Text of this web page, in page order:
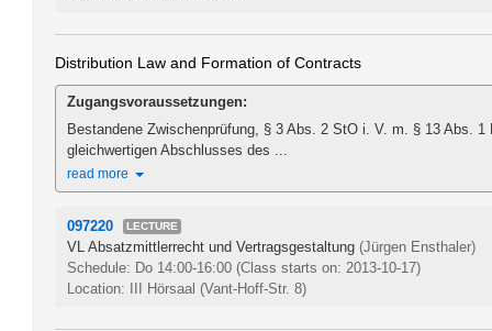
Distribution Law and Formation of Contracts
Zugangsvoraussetzungen:
Bestandene Zwischenprüfung, § 3 Abs. 2 StO i. V. m. § 13 Abs. 1
gleichwertigen Abschlusses des ...
read more
097220 LECTURE
VL Absatzmittlerrecht und Vertragsgestaltung (Jürgen Ensthaler)
Schedule: Do 14:00-16:00 (Class starts on: 2013-10-17)
Location: III Hörsaal (Vant-Hoff-Str. 8)